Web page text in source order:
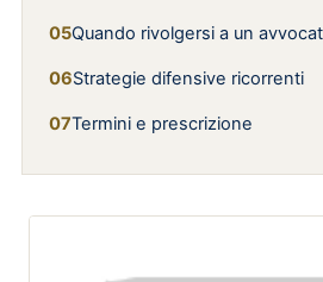
Quando rivolgersi a un
Strategie difensive ricorrenti
Termini e prescrizione